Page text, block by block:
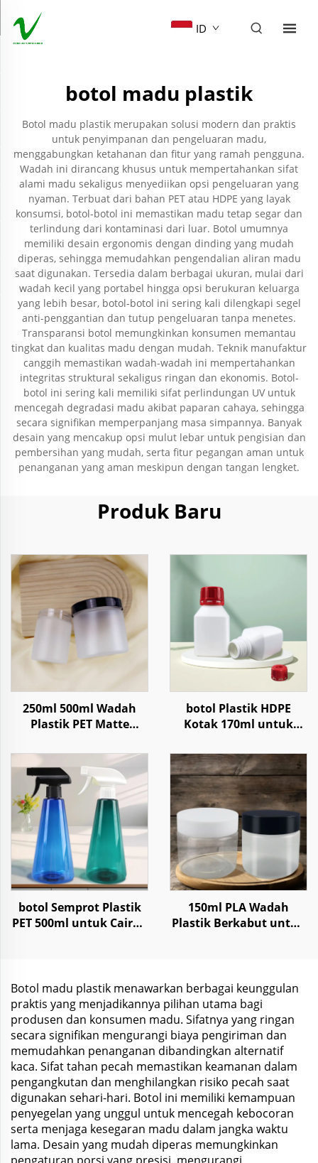
ID
botol madu plastik
Botol madu plastik merupakan solusi modern dan praktis
untuk penyimpanan dan pengeluaran madu,
menggabungkan ketahanan dan fitur yang ramah pengguna.
Wadah ini dirancang khusus untuk mempertahankan sifat
alami madu sekaligus menyediikan opsi pengeluaran yang
nyaman. Terbuat dari bahan PET atau HDPE yang layak
konsumsi, botol-botol ini memastikan madu tetap segar dan
terlindung dari kontaminasi dari luar. Botol umumnya
memiliki desain ergonomis dengan dinding yang mudah
diperas, sehingga memudahkan pengendalian aliran madu
saat digunakan. Tersedia dalam berbagai ukuran, mulai dari
wadah kecil yang portabel hingga opsi berukuran keluarga
yang lebih besar, botol-botol ini sering kali dilengkapi segel
anti-penggantian dan tutup pengeluaran tanpa menetes.
Transparansi botol memungkinkan konsumen memantau
tingkat dan kualitas madu dengan mudah. Teknik manufaktur
canggih memastikan wadah-wadah ini mempertahankan
integritas struktural sekaligus ringan dan ekonomis. Botol-
botol ini sering kali memiliki sifat perlindungan UV untuk
mencegah degradasi madu akibat paparan cahaya, sehingga
secara signifikan memperpanjang masa simpannya. Banyak
desain yang mencakup opsi mulut lebar untuk pengisian dan
pembersihan yang mudah, serta fitur pegangan aman untuk
penanganan yang aman meskipun dengan tangan lengket.
Produk Baru
250ml 500ml Wadah
Plastik PET Matte
Perawatan Tubuh
botol Plastik HDPE
Kotak 170ml untuk
Kimia Cair Bubuk
dengan Tutup Anti
Anak
botol Semprot Plastik
PET 500ml untuk Cairan
150ml PLA Wadah
Plastik Berkabut untuk
Botol madu plastik menawarkan berbagai keunggulan
praktis yang menjadikannya pilihan utama bagi
produsen dan konsumen madu. Sifatnya yang ringan
secara signifikan mengurangi biaya pengiriman dan
memudahkan penanganan dibandingkan alternatif
kaca. Sifat tahan pecah memastikan keamanan dalam
pengangkutan dan menghilangkan risiko pecah saat
digunakan sehari-hari. Botol ini memiliki kemampuan
penyegelan yang unggul untuk mencegah kebocoran
serta menjaga kesegaran madu dalam jangka waktu
lama. Desain yang mudah diperas memungkinkan